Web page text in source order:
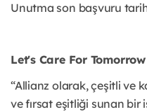
Unutma son başvuru
Let's Care For
“Allianz olarak, çeşitli ve
ve fırsat eşitliği sunan